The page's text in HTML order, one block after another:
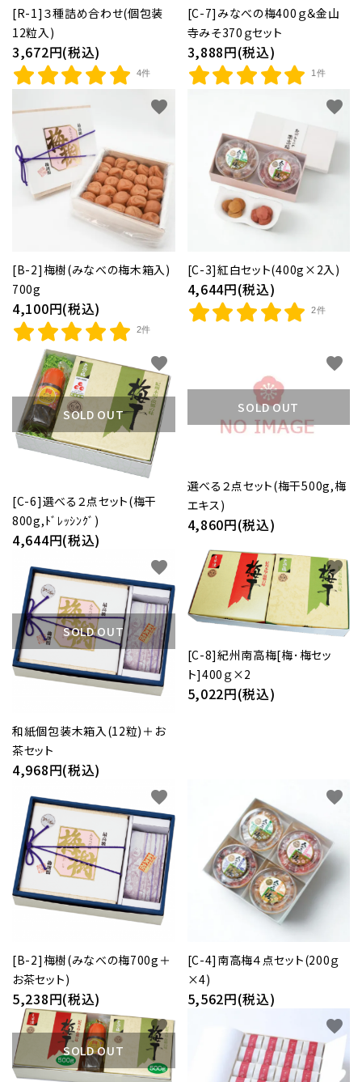
[R-1]３種詰め合わせ(個包装
12粒入)
3,672円(税込)
4件
[C-7]みなべの梅400ｇ＆金山
寺みそ370ｇセット
3,888円(税込)
1件
[B-2]梅樹(みなべの梅木箱入)
700g
4,100円(税込)
2件
favorite
[C-3]紅白セット(400g×2入)
4,644円(税込)
2件
favorite
SOLD OUT
[C-6]選べる２点セット(梅干
800g,ﾄﾞﾚｯｼﾝｸﾞ)
4,644円(税込)
favorite
SOLD OUT
選べる２点セット(梅干500g,梅
エキス)
4,860円(税込)
favorite
SOLD OUT
和紙個包装木箱入(12粒)＋お
茶セット
4,968円(税込)
favorite
[C-8]紀州南高梅[梅･梅セッ
ト]400ｇ×2
5,022円(税込)
favorite
[B-2]梅樹(みなべの梅700g＋
お茶セット)
5,238円(税込)
favorite
[C-4]南高梅４点セット(200ｇ
×4)
5,562円(税込)
favorite
SOLD OUT
favorite favorite